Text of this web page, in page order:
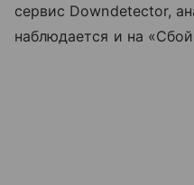
сервис Downdetector,
наблюдается и на